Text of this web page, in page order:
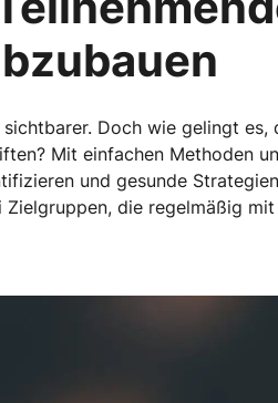
Doch wie gelingt es,
Mit einfachen Methoden
und gesunde
die regelmäßig